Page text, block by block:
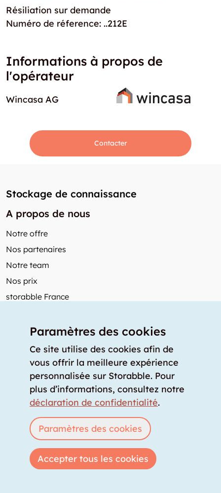
Résiliation sur demande
Numéro de réference: ..212E
Informations à propos de
l'opérateur
Wincasa AG
Contacter
Stockage de connaissance
A propos de nous
Notre offre
Nos partenaires
Notre team
Nos prix
storabble France
Articles de presse
Comment calculer la capacité d'un garde-meuble?
Quel est le tarif moyen d'un garde-meuble?
Pour fournisseurs de stockage
Connexion Annoncez un espace de stockage
Copyright © 2026 storabble|déclaration de confidentialité
Paramètres des cookies
Ce site utilise des cookies afin de
vous offrir la meilleure expérience
personnalisée sur Storabble. Pour
plus d’informations, consultez notre
déclaration de confidentialité.
Paramètres des cookies
Accepter tous les cookies